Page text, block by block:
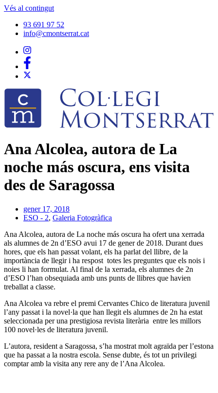
Vés al contingut
93 691 97 52
info@cmontserrat.cat
Ana Alcolea, autora de La
noche más oscura, ens visita
des de Saragossa
gener 17, 2018
ESO - 2, Galeria Fotogràfica
Ana Alcolea, autora de La noche más oscura ha ofert una xerrada
als alumnes de 2n d’ESO avui 17 de gener de 2018. Durant dues
hores, que els han passat volant, els ha parlat del llibre, de la
importància de llegir i ha respost totes les preguntes que els nois i
noies li han formulat. Al final de la xerrada, els alumnes de 2n
d’ESO l’han obsequiada amb uns punts de llibres que havien
treballat a classe.
Ana Alcolea va rebre el premi Cervantes Chico de literatura juvenil
l’any passat i la novel·la que han llegit els alumnes de 2n ha estat
seleccionada per una prestigiosa revista literària entre les millors
100 novel·les de literatura juvenil.
L’autora, resident a Saragossa, s’ha mostrat molt agraïda per l’estona
que ha passat a la nostra escola. Sense dubte, és tot un privilegi
comptar amb la visita any rere any de l’Ana Alcolea.